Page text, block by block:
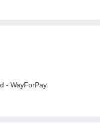
- WayForPay